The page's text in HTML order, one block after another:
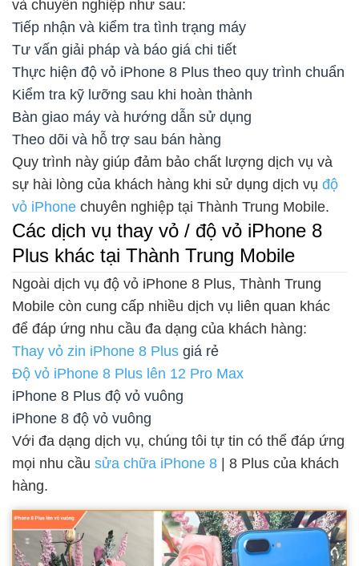
và chuyên nghiệp như sau:
Tiếp nhận và kiểm tra tình trạng máy
Tư vấn giải pháp và báo giá chi tiết
Thực hiện độ vỏ iPhone 8 Plus theo quy trình chuẩn
Kiểm tra kỹ lưỡng sau khi hoàn thành
Bàn giao máy và hướng dẫn sử dụng
Theo dõi và hỗ trợ sau bán hàng
Quy trình này giúp đảm bảo chất lượng dịch vụ và
sự hài lòng của khách hàng khi sử dụng dịch vụ độ
vỏ iPhone chuyên nghiệp tại Thành Trung Mobile.
Các dịch vụ thay vỏ / độ vỏ iPhone 8
Plus khác tại Thành Trung Mobile
Ngoài dịch vụ độ vỏ iPhone 8 Plus, Thành Trung
Mobile còn cung cấp nhiều dịch vụ liên quan khác
để đáp ứng nhu cầu đa dạng của khách hàng:
Thay vỏ zin iPhone 8 Plus giá rẻ
Độ vỏ iPhone 8 Plus lên 12 Pro Max
iPhone 8 Plus độ vỏ vuông
iPhone 8 độ vỏ vuông
Với đa dạng dịch vụ, chúng tôi tự tin có thể đáp ứng
mọi nhu cầu sửa chữa iPhone 8 | 8 Plus của khách
hàng.